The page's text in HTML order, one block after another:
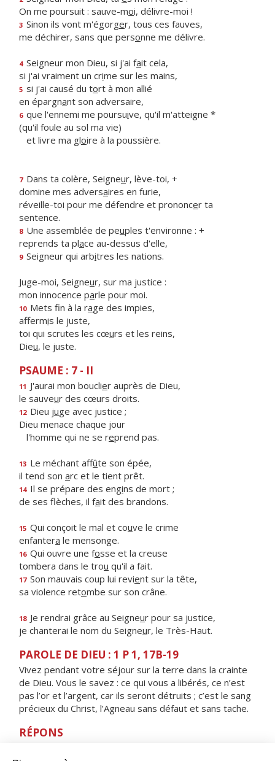
On me poursuit : sauve-moi, délivre-moi !
3 Sinon ils vont m'égorger, tous ces fauves,
me déchirer, sans que personne me délivre.
4 Seigneur mon Dieu, si j'ai fait cela,
si j'ai vraiment un crime sur les mains,
5 si j'ai causé du tort à mon allié
en épargnant son adversaire,
6 que l'ennemi me poursuive, qu'il m'atteigne *
(qu'il foule au sol ma vie)
et livre ma gloire à la poussière.
7 Dans ta colère, Seigneur, lève-toi, +
domine mes adversaires en furie,
réveille-toi pour me défendre et prononcer ta
sentence.
8 Une assemblée de peuples t'environne : +
reprends ta place au-dessus d'elle,
9 Seigneur qui arbitres les nations.
Juge-moi, Seigneur, sur ma justice :
mon innocence parle pour moi.
10 Mets fin à la rage des impies,
affermis le juste,
toi qui scrutes les cœurs et les reins,
Dieu, le juste.
PSAUME : 7 - II
11 J'aurai mon bouclier auprès de Dieu,
le sauveur des cœurs droits.
12 Dieu juge avec justice ;
Dieu menace chaque jour
l'homme qui ne se reprend pas.
13 Le méchant affûte son épée,
il tend son arc et le tient prêt.
14 Il se prépare des engins de mort ;
de ses flèches, il fait des brandons.
15 Qui conçoit le mal et couve le crime
enfantera le mensonge.
16 Qui ouvre une fosse et la creuse
tombera dans le trou qu'il a fait.
17 Son mauvais coup lui revient sur la tête,
sa violence retombe sur son crâne.
18 Je rendrai grâce au Seigneur pour sa justice,
je chanterai le nom du Seigneur, le Très-Haut.
PAROLE DE DIEU : 1 P 1, 17B-19
Vivez pendant votre séjour sur la terre dans la crainte
de Dieu. Vous le savez : ce qui vous a libérés, ce n’est
pas l’or et l’argent, car ils seront détruits ; c’est le sang
précieux du Christ, l’Agneau sans défaut et sans tache.
RÉPONS